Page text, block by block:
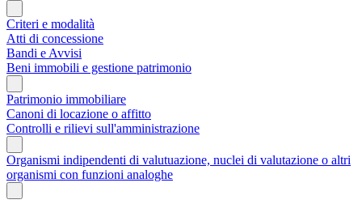
Criteri e modalità
Atti di concessione
Bandi e Avvisi
Beni immobili e gestione patrimonio
Patrimonio immobiliare
Canoni di locazione o affitto
Controlli e rilievi sull'amministrazione
Organismi indipendenti di valutuazione, nuclei di valutazione o altri
organismi con funzioni analoghe